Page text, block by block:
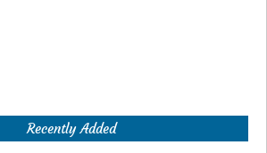
Recently Added